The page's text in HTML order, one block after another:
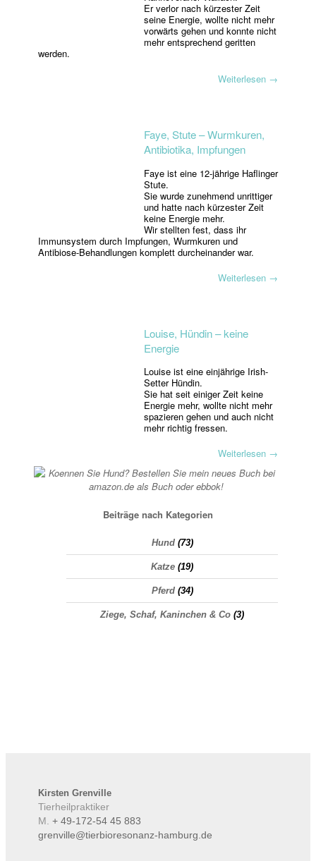
Er verlor nach kürzester Zeit
seine Energie, wollte nicht mehr
vorwärts gehen und konnte nicht
mehr entsprechend geritten
werden.
Weiterlesen →
Faye, Stute – Wurmkuren,
Antibiotika, Impfungen
Faye ist eine 12-jährige Haflinger
Stute.
Sie wurde zunehmend unrittiger
und hatte nach kürzester Zeit
keine Energie mehr.
Wir stellten fest, dass ihr
Immunsystem durch Impfungen, Wurmkuren und
Antibiose-Behandlungen komplett durcheinander war.
Weiterlesen →
Louise, Hündin – keine
Energie
Louise ist eine einjährige Irish-
Setter Hündin.
Sie hat seit einiger Zeit keine
Energie mehr, wollte nicht mehr
spazieren gehen und auch nicht
mehr richtig fressen.
Weiterlesen →
Beiträge nach Kategorien
Hund(73)
Katze (19)
Pferd(34)
Ziege, Schaf, Kaninchen & Co (3)
Kirsten Grenville
Tierheilpraktiker
M. + 49-172-54 45 883
grenville@tierbioresonanz-hamburg.de